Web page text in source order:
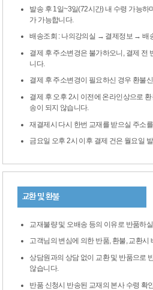
발송 후 1일~3일(72시간) 내 수령 가능하
가 가능합니다.
배송조회 : 나의강의실 → 결제정보 → 배
결제 후 주소변경은 불가하오니, 결제 전
니다.
결제 후 주소변경이 필요하신 경우 환불
결제 후 오후 2시 이전에 온라인상으로
송이 되지 않습니다.
재결제시 다시 한번 교재를 받으실 주소
금요일 오후 2시 이후 결제 건은 월요일
교환 및 환불
교재불량 및 오배송 등의 이유로 반품하
고객님의 변심에 의한 반품, 환불, 교환시
상담원과의 상담 없이 교환 및 반품으로
않습니다.
반품 신청시 반송된 교재의 본사 수령 확